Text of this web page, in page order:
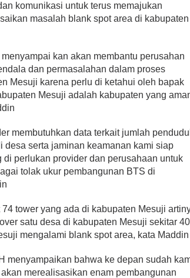
komunikasi untuk terus memajukan
masalah blank spot area di kabupaten
kan akan membantu perusahan
dan permasalahan dalam proses
Mesuji karena perlu di ketahui oleh bapak
Mesuji adalah kabupaten yang
membutuhkan data terkait jumlah
desa serta jaminan keamanan kami siap
di perlukan provider dan perusahaan untuk
tolak ukur pembangunan BTS di
tower yang ada di kabupaten Mesuji
satu desa di kabupaten Mesuji sekitar 40
mengalami blank spot area, kata Maddin
menyampaikan bahwa ke depan sudah
merealisasikan enam pembangunan